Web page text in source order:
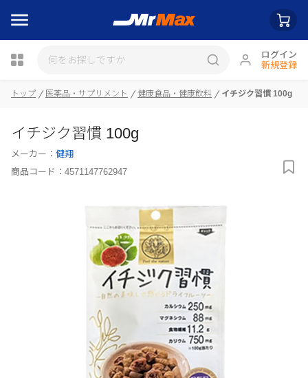
ログイン
新規登録
トップ 医薬品・サプリメント 健康食品・健康飲料 イチジク習慣 100g
イチジク習慣 100g
メーカー： 健翔
商品コード： 4571147762947